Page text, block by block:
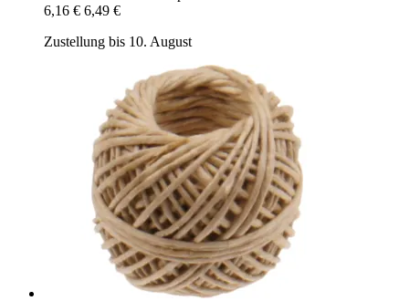
6,16 € 6,49 €
Zustellung bis 10. August